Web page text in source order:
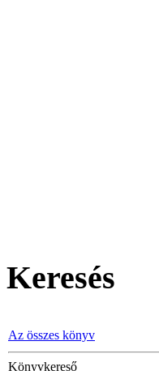
Keresés
Az összes könyv
Könyvkereső